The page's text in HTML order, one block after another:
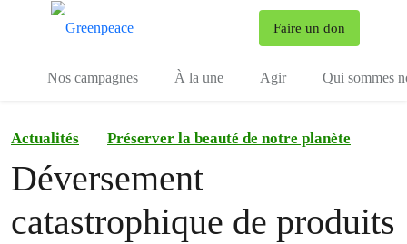
Faire un don
Nos campagnes À la une Agir Qui sommes
Actualités Préserver la beauté de notre planète
Déversement
catastrophique de produits